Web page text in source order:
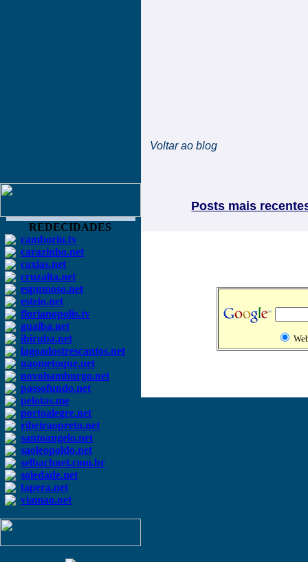
REDECIDADES
camboriu.tv
carazinho.net
caxias.net
cruzalta.net
espumoso.net
esteio.net
florianopolis.tv
guaiba.net
ibiruba.net
lagoadostrescantos.net
naometoque.net
novohamburgo.net
passofundo.net
pelotas.me
portoalegre.net
ribeiraopreto.net
santoangelo.net
saoleopoldo.net
selbachnet.com.br
soledade.net
tapera.net
viamao.net
Voltar ao blog
Posts mais